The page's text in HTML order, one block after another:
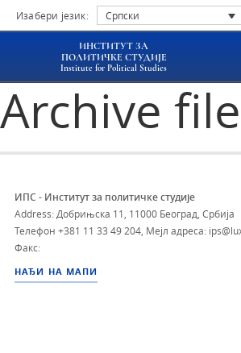
Изабери језик: Српски
ИНСТИТУТ ЗА
ПОЛИТИЧКЕ СТУДИЈЕ
Institute for Political Studies
Archive file
ИПС - Институт за политичке студије
Address: Добрињска 11, 11000 Београд, Србија
Телефон +381 11 33 49 204 Мејл адреса:
Факс:
НАЂИ НА МАПИ